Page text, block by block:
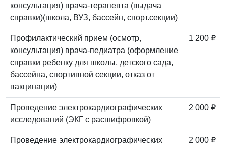
консультация) врача-терапевта (выдача
справки)(школа, ВУЗ, бассейн, спорт.секции)
Профилактический прием (осмотр,
консультация) врача-педиатра (оформление
справки ребенку для школы, детского сада,
бассейна, спортивной секции, отказ от
вакцинации)
1 200
Проведение электрокардиографических
исследований (ЭКГ с расшифровкой)
2 000
Проведение электрокардиографических
2 000